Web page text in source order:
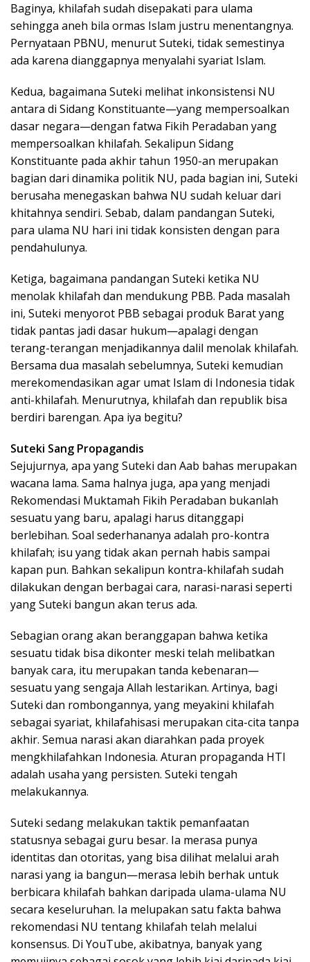
Baginya, khilafah sudah disepakati para ulama
sehingga aneh bila ormas Islam justru menentangnya.
Pernyataan PBNU, menurut Suteki, tidak semestinya
ada karena dianggapnya menyalahi syariat Islam.
Kedua, bagaimana Suteki melihat inkonsistensi NU
antara di Sidang Konstituante—yang mempersoalkan
dasar negara—dengan fatwa Fikih Peradaban yang
mempersoalkan khilafah. Sekalipun Sidang
Konstituante pada akhir tahun 1950-an merupakan
bagian dari dinamika politik NU, pada bagian ini, Suteki
berusaha menegaskan bahwa NU sudah keluar dari
khitahnya sendiri. Sebab, dalam pandangan Suteki,
para ulama NU hari ini tidak konsisten dengan para
pendahulunya.
Ketiga, bagaimana pandangan Suteki ketika NU
menolak khilafah dan mendukung PBB. Pada masalah
ini, Suteki menyorot PBB sebagai produk Barat yang
tidak pantas jadi dasar hukum—apalagi dengan
terang-terangan menjadikannya dalil menolak khilafah.
Bersama dua masalah sebelumnya, Suteki kemudian
merekomendasikan agar umat Islam di Indonesia tidak
anti-khilafah. Menurutnya, khilafah dan republik bisa
berdiri barengan. Apa iya begitu?
Suteki Sang Propagandis
Sejujurnya, apa yang Suteki dan Aab bahas merupakan
wacana lama. Sama halnya juga, apa yang menjadi
Rekomendasi Muktamah Fikih Peradaban bukanlah
sesuatu yang baru, apalagi harus ditanggapi
berlebihan. Soal sederhananya adalah pro-kontra
khilafah; isu yang tidak akan pernah habis sampai
kapan pun. Bahkan sekalipun kontra-khilafah sudah
dilakukan dengan berbagai cara, narasi-narasi seperti
yang Suteki bangun akan terus ada.
Sebagian orang akan beranggapan bahwa ketika
sesuatu tidak bisa dikonter meski telah melibatkan
banyak cara, itu merupakan tanda kebenaran—
sesuatu yang sengaja Allah lestarikan. Artinya, bagi
Suteki dan rombongannya, yang meyakini khilafah
sebagai syariat, khilafahisasi merupakan cita-cita tanpa
akhir. Semua narasi akan diarahkan pada proyek
mengkhilafahkan Indonesia. Aturan propaganda HTI
adalah usaha yang persisten. Suteki tengah
melakukannya.
Suteki sedang melakukan taktik pemanfaatan
statusnya sebagai guru besar. Ia merasa punya
identitas dan otoritas, yang bisa dilihat melalui arah
narasi yang ia bangun—merasa lebih berhak untuk
berbicara khilafah bahkan daripada ulama-ulama NU
secara keseluruhan. Ia melupakan satu fakta bahwa
rekomendasi NU tentang khilafah telah melalui
konsensus. Di YouTube, akibatnya, banyak yang